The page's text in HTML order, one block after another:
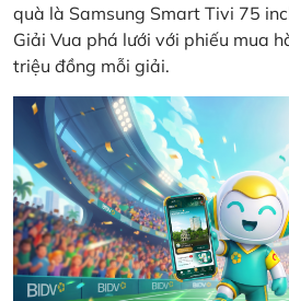
quà là Samsung Smart Tivi 75
Giải Vua phá lưới với phiếu mua
triệu đồng mỗi giải.